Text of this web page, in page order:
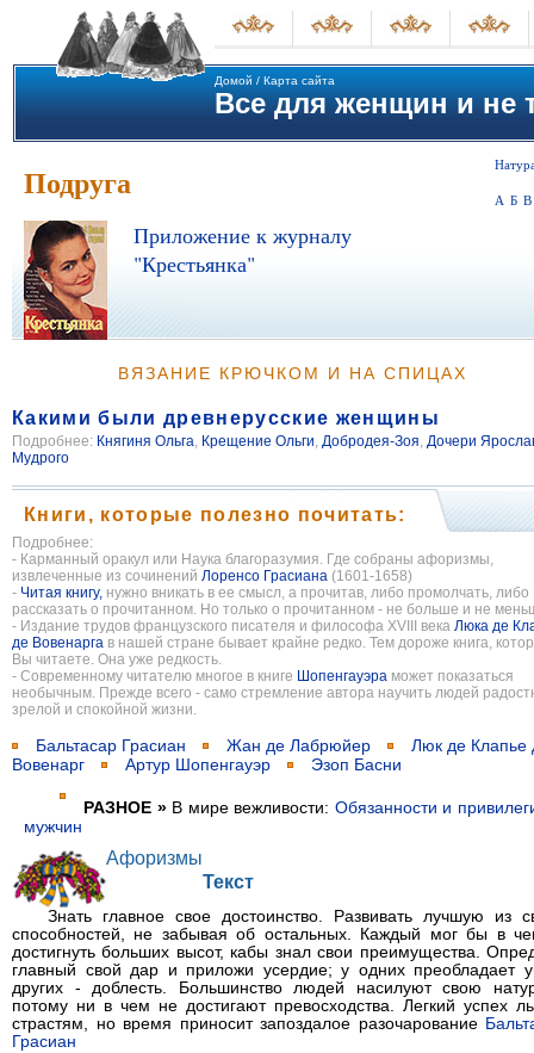
Домой / Карта сайта
Все для женщин и не
Подруга
Приложение к журналу
"Крестьянка"
А Б В
ВЯЗАНИЕ КРЮЧКОМ И НА СПИЦАХ
Какими были древнерусские женщины
Подробнее: Княгиня Ольга Крещение Ольги Добродея-Зоя Дочери
Мудрого
Книги, которые полезно почитать:
Подробнее:
- Карманный оракул или Наука благоразумия. Где собраны афоризмы,
извлеченные из сочинений Лоренсо Грасиана (1601-1658)
- Читая книгу, нужно вникать в ее смысл, а прочитав, либо промолчать, либо
рассказать о прочитанном. Но только о прочитанном - не больше и не
- Издание трудов французского писателя и философа XVIII века Люка де
де Вовенарга в нашей стране бывает крайне редко. Тем дороже книга,
Вы читаете. Она уже редкость.
- Современному читателю многое в книге Шопенгауэра может показаться
необычным. Прежде всего - само стремление автора научить людей
зрелой и спокойной жизни.
Бальтасар Грасиан Жан де Лабрюйер
Люк де Клапье
Вовенарг
Артур Шопенгауэр Эзоп Басни
РАЗНОЕ »В мире вежливости: Обязанности и
мужчин
Текст
Афоризмы
Знать главное свое достоинство. Развивать лучшую из
способностей, не забывая об остальных. Каждый мог бы в
достигнуть больших высот, кабы знал свои преимущества.
главный свой дар и приложи усердие; у одних преобладает
других - доблесть. Большинство людей насилуют свою
потому ни в чем не достигают превосходства. Легкий успех
страстям, но время приносит запоздалое разочарование
Грасиан